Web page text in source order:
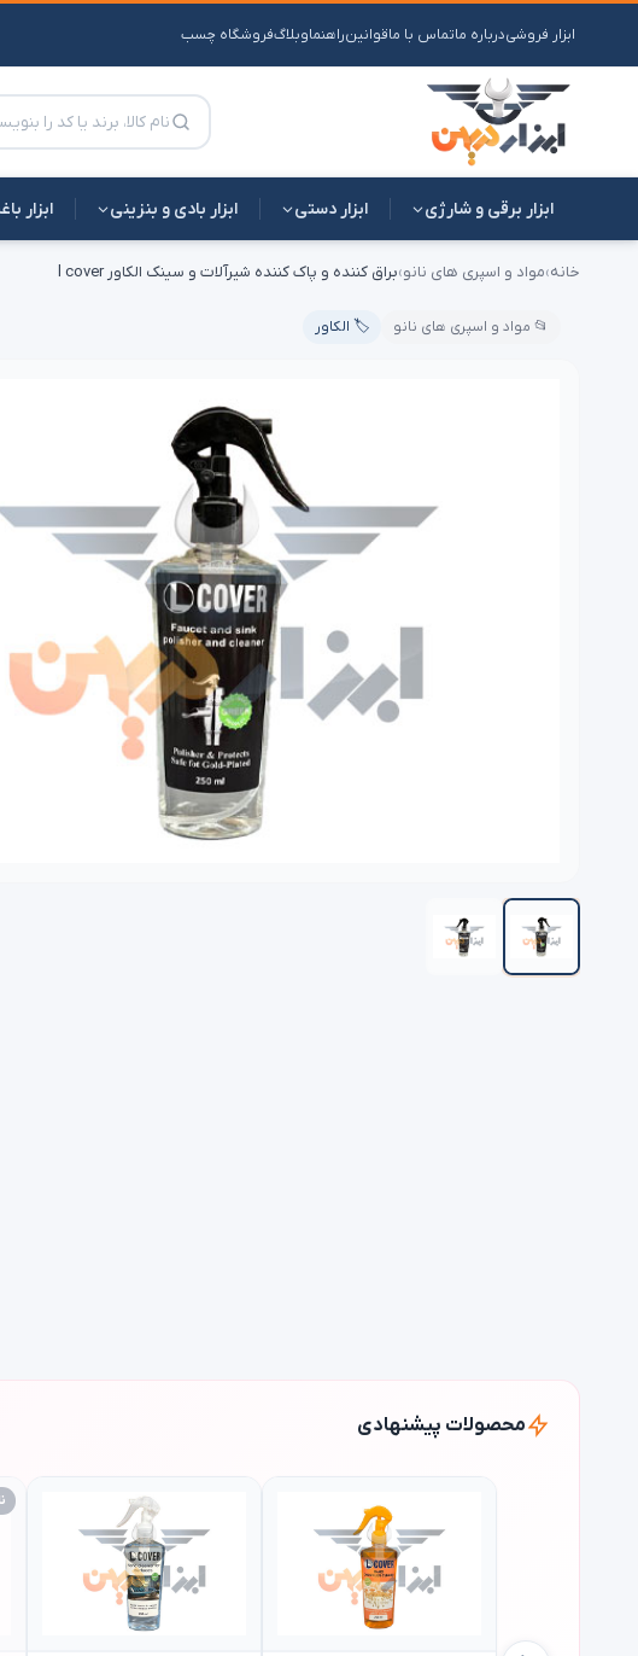
ابزار فروشیدرباره ماتماس با ماقوانینراهنماوبلاگفروشگاه چسب
ابزار برقی و شارژی ابزار دستی ابزار بادی و بنزینی ابزار
خانه›مواد و اسپری های نانو›براق کننده و پاک کننده شیرآلات و سینک الکاور l cover
📂 مواد و اسپری های نانو 🏷️ الکاور
محصولات پیشنهادی